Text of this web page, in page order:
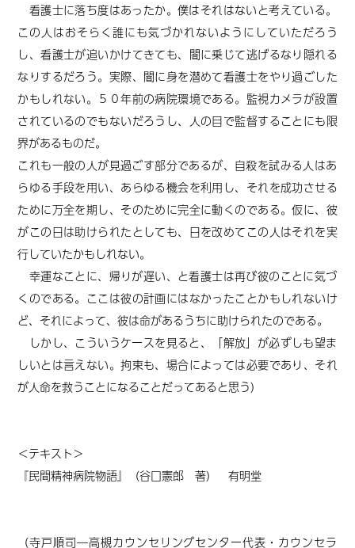
看護士に落ち度はあったか。僕はそれはないと考えている。
この人はおそらく誰にも気づかれないようにしていただろう
し、看護士が追いかけてきても、闇に乗じて逃げるなり隠れる
なりするだろう。実際、闇に身を潜めて看護士をやり過ごした
かもしれない。５０年前の病院環境である。監視カメラが設置
されているのでもないだろうし、人の目で監督することにも限
界があるものだ。
これも一般の人が見過ごす部分であるが、自殺を試みる人はあ
らゆる手段を用い、あらゆる機会を利用し、それを成功させる
ために万全を期し、そのために完全に動くのである。仮に、彼
がこの日は助けられたとしても、日を改めてこの人はそれを実
行していたかもしれない。
幸運なことに、帰りが遅い、と看護士は再び彼のことに気づ
くのである。ここは彼の計画にはなかったことかもしれないけ
ど、それによって、彼は命があるうちに助けられたのである。
しかし、こういうケースを見ると、「解放」が必ずしも望ま
しいとは言えない。拘束も、場合によっては必要であり、それ
が人命を救うことになることだってあると思う）
＜テキスト＞
『民間精神病院物語』（谷口憲郎 著） 有明堂
（寺戸順司―高槻カウンセリングセンター代表・カウンセラ